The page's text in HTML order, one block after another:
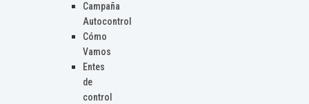
Campaña
Autocontrol
Cómo
Vamos
Entes
de
control